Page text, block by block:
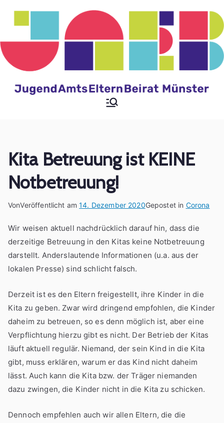
Jugendamtselternbeir
Kita Betreuung ist KEINE
Notbetreuung!
VonVeröffentlicht am14. Dezember 2020Gepostet in Corona
Wir weisen aktuell nachdrücklich darauf hin, dass die
derzeitige Betreuung in den Kitas keine Notbetreuung
darstellt. Anderslautende Informationen (u.a. aus der
lokalen Presse) sind schlicht falsch.
Derzeit ist es den Eltern freigestellt, ihre Kinder in die
Kita zu geben. Zwar wird dringend empfohlen, die Kinder
daheim zu betreuen, so es denn möglich ist, aber eine
Verpflichtung hierzu gibt es nicht. Der Betrieb der Kitas
läuft aktuell regulär. Niemand, der sein Kind in die Kita
gibt, muss erklären, warum er das Kind nicht daheim
lässt. Auch kann die Kita bzw. der Träger niemanden
dazu zwingen, die Kinder nicht in die Kita zu schicken.
Dennoch empfehlen auch wir allen Eltern, die die